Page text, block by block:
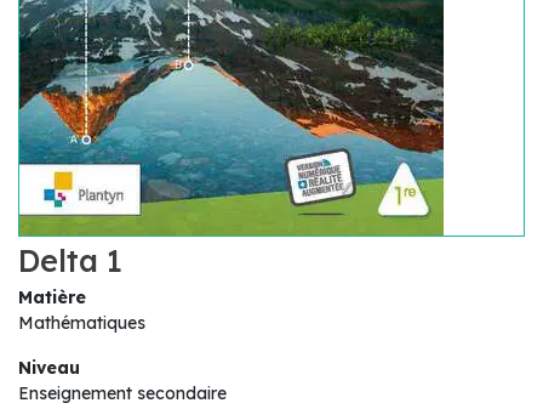
Delta 1
Matière
Mathématiques
Niveau
Enseignement secondaire